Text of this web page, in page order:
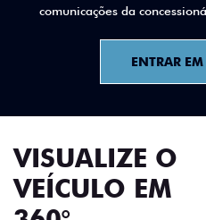
comunicações da
ENTRAR
VISUALIZE O
VEÍCULO EM